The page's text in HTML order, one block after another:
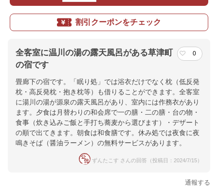
割引クーポンをチェック
全客室に温川の湯の露天風呂がある草津町
の宿です
0
畳廊下の宿です。「眠り処」では浴衣だけでなく枕（低反発
枕・高反発枕・抱き枕等）も借りることができます。全客室
に湯川の湯が源泉の露天風呂があり、室内には作務衣があり
ます。夕食は月替わりの和会席で一の膳・二の膳・台の物・
食事（炊き込みご飯と手打ち蕎麦から選びます）・デザート
の順で出てきます。朝食は和食膳です。休み処では夜食に夜
鳴きそば（醤油ラーメン）の無料サービスがあります。
ずんたこす さんの回答（投稿日：2024/7/15）
通報する